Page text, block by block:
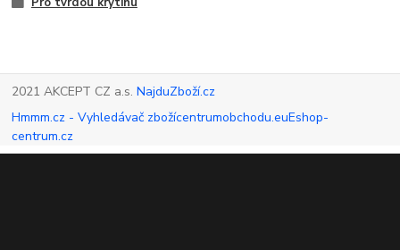
2021 AKCEPT CZ a.s.NajduZboží.cz
Hmmm.cz - Vyhledávač zbožícentrumobchodu.euEshop-
centrum.cz